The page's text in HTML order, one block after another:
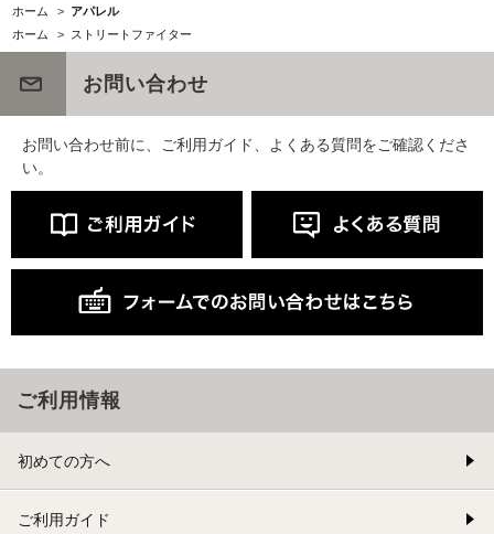
ホーム > アパレル
ホーム
> ストリートファイター
お問い合わせ
お問い合わせ前に、ご利用ガイド、よくある質問をご確認くださ
い。
ご利用情報
初めての方へ
ご利用ガイド